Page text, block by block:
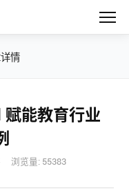
情
能教育行业
浏览量: 55383